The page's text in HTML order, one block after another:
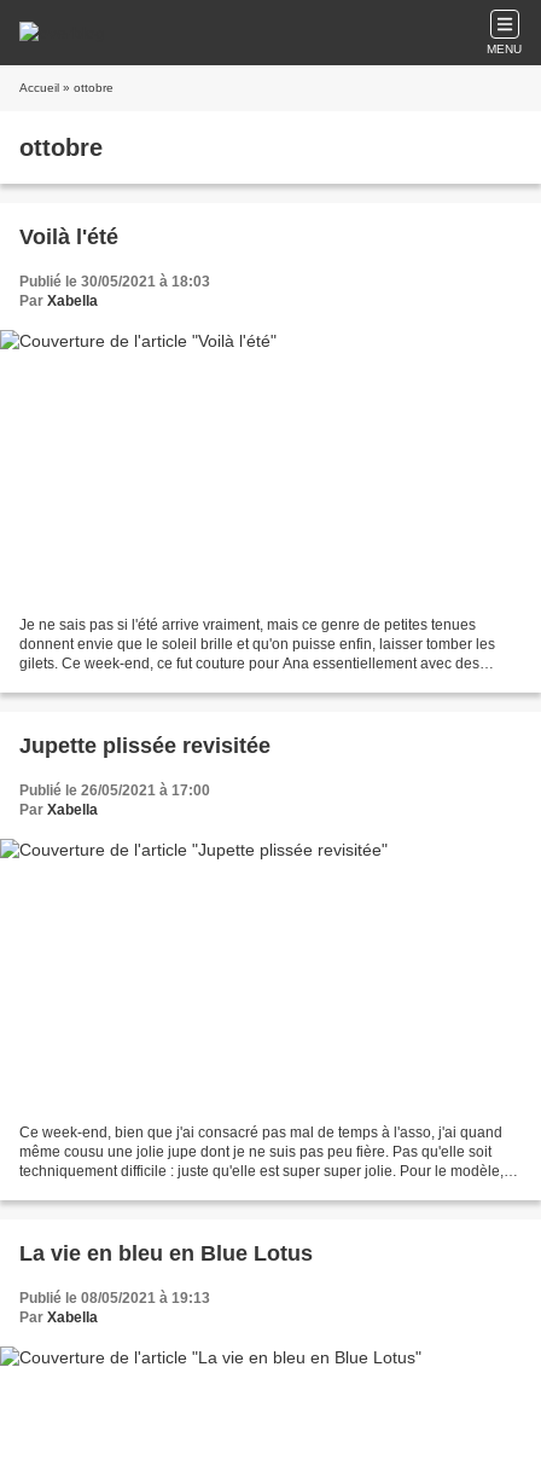
MENU
Accueil » ottobre
ottobre
Voilà l'été
Publié le 30/05/2021 à 18:03
Par Xabella
Je ne sais pas si l'été arrive vraiment, mais ce genre de petites tenues
donnent envie que le soleil brille et qu'on puisse enfin, laisser tomber les
gilets. Ce week-end, ce fut couture pour Ana essentiellement avec des
Jupette plissée revisitée
Publié le 26/05/2021 à 17:00
Par Xabella
Ce week-end, bien que j'ai consacré pas mal de temps à l'asso, j'ai quand
même cousu une jolie jupe dont je ne suis pas peu fière. Pas qu'elle soit
techniquement difficile : juste qu'elle est super super jolie. Pour le modèle,
La vie en bleu en Blue Lotus
Publié le 08/05/2021 à 19:13
Par Xabella